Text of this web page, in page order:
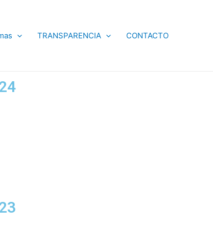
TRANSPARENCIA CONTACTO